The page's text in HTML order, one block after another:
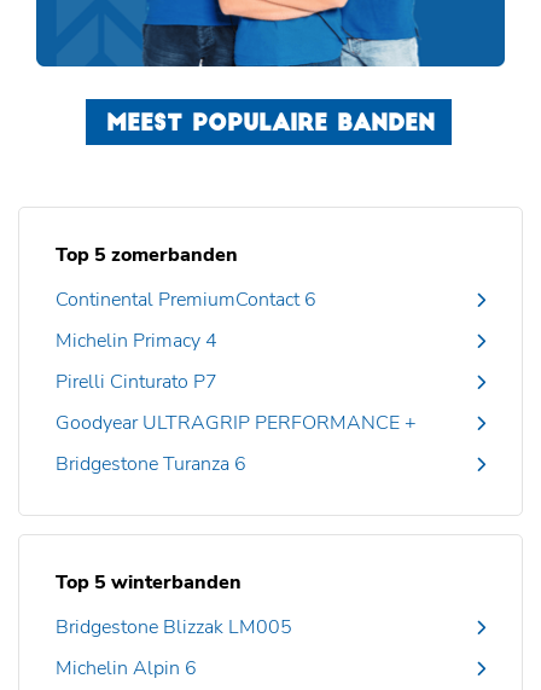
MEEST POPULAIRE BANDEN
Top 5 zomerbanden
Continental PremiumContact 6
Michelin Primacy 4
Pirelli Cinturato P7
Goodyear ULTRAGRIP PERFORMANCE +
Bridgestone Turanza 6
Top 5 winterbanden
Bridgestone Blizzak LM005
Michelin Alpin 6